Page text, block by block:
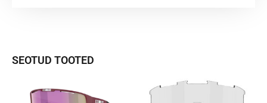
SEOTUD TOOTED